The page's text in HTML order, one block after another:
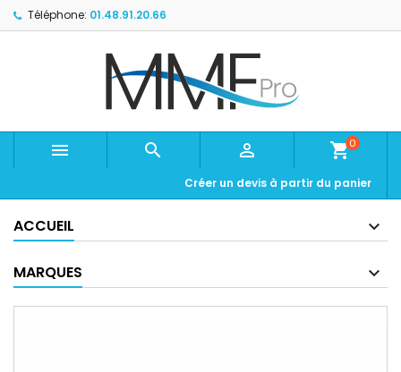
Téléphone: 01.48.91.20.66
   shopping_cart0
Créer un devis à partir du panier
ACCUEIL
MARQUES